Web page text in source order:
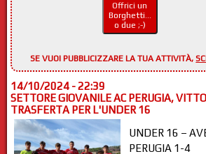
Offrici un
Borghetti...
o due ;-)
SE VUOI PUBBLICIZZARE LA TUA ATTIVITÀ,
14/10/2024 - 22:39
SETTORE GIOVANILE AC PERUGIA,
TRASFERTA PER L'UNDER 16
UNDER 16 –
PERUGIA 1-4